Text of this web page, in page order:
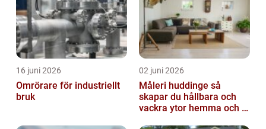
16 juni 2026
Omrörare för industriellt
bruk
02 juni 2026
Måleri huddinge så
skapar du hållbara och
vackra ytor hemma och i